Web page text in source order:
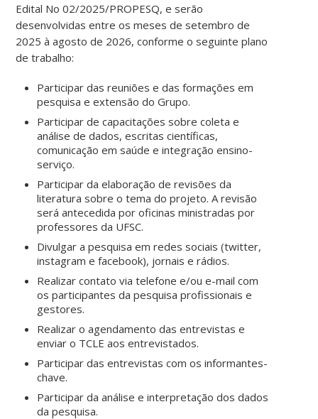
Edital No 02/2025/PROPESQ, e serão
desenvolvidas entre os meses de setembro de
2025 à agosto de 2026, conforme o seguinte plano
de trabalho:
Participar das reuniões e das formações em
pesquisa e extensão do Grupo.
Participar de capacitações sobre coleta e
análise de dados, escritas científicas,
comunicação em saúde e integração ensino-
serviço.
Participar da elaboração de revisões da
literatura sobre o tema do projeto. A revisão
será antecedida por oficinas ministradas por
professores da UFSC.
Divulgar a pesquisa em redes sociais (twitter,
instagram e facebook), jornais e rádios.
Realizar contato via telefone e/ou e-mail com
os participantes da pesquisa profissionais e
gestores.
Realizar o agendamento das entrevistas e
enviar o TCLE aos entrevistados.
Participar das entrevistas com os informantes-
chave.
Participar da análise e interpretação dos dados
da pesquisa.